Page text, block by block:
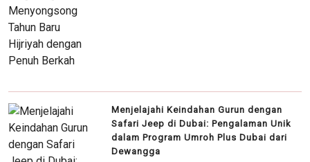
Menjelajahi Keindahan Gurun dengan
Safari Jeep di Dubai: Pengalaman Unik
dalam Program Umroh Plus Dubai dari
Dewangga